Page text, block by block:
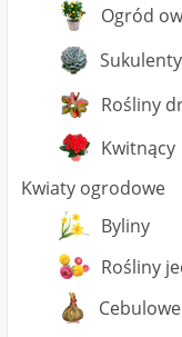
Ogród
Sukulenty
Rośliny
Kwitnący
Kwiaty ogrodowe
Byliny
Rośliny